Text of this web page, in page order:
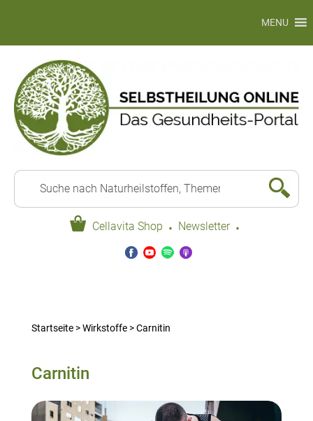
Cellavita Shop · Newsletter ·
MENU
Startseite>Wirkstoffe>Carnitin
Carnitin